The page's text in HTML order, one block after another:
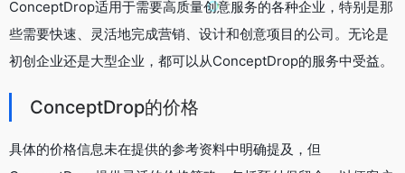
ConceptDrop适用于需要高质量创意服务的各种企业，特别是那
些需要快速、灵活地完成营销、设计和创意项目的公司。无论是
初创企业还是大型企业，都可以从ConceptDrop的服务中受益。
ConceptDrop的价格
具体的价格信息未在提供的参考资料中明确提及，但